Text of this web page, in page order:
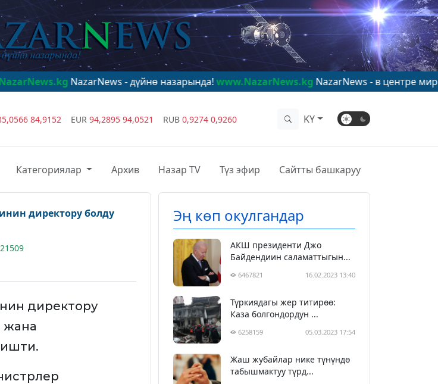
NazarNews - дүйнө назарында!www.NazarNews.kgNazarNews - в центре мирового
84,9152 EUR 94,2895 94,0521 RUB 0,9274 0,9260 KY
Категориялар Архив Назар TV Түз эфир Сайтты башкаруу
директору болду
21509
директору
жана
Эң көп окулгандар
АКШ президенти Джо
Байдендиин саламаттыгын...
6467821 16.02.2023 13:40
Түркиядагы жер титирөө:
Каза болгондордун ...
6258159 05.03.2023 17:54
Жаш жубайлар нике түнүндө
табышмактуу түрд...